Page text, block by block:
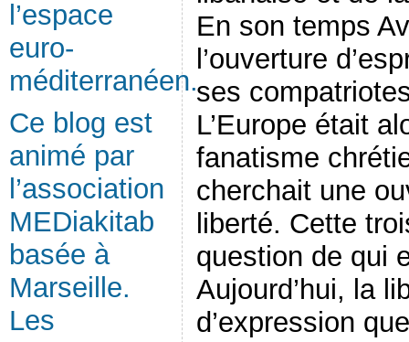
l’espace
euro-
méditerranéen.
Ce blog est
animé par
l’association
MEDiakitab
basée à
Marseille.
Les
En son temps
l’ouverture
ses
L’Europe était
fanatisme
cherchait une
liberté. Cette
question de qui
Aujourd’hui, la
d’expression